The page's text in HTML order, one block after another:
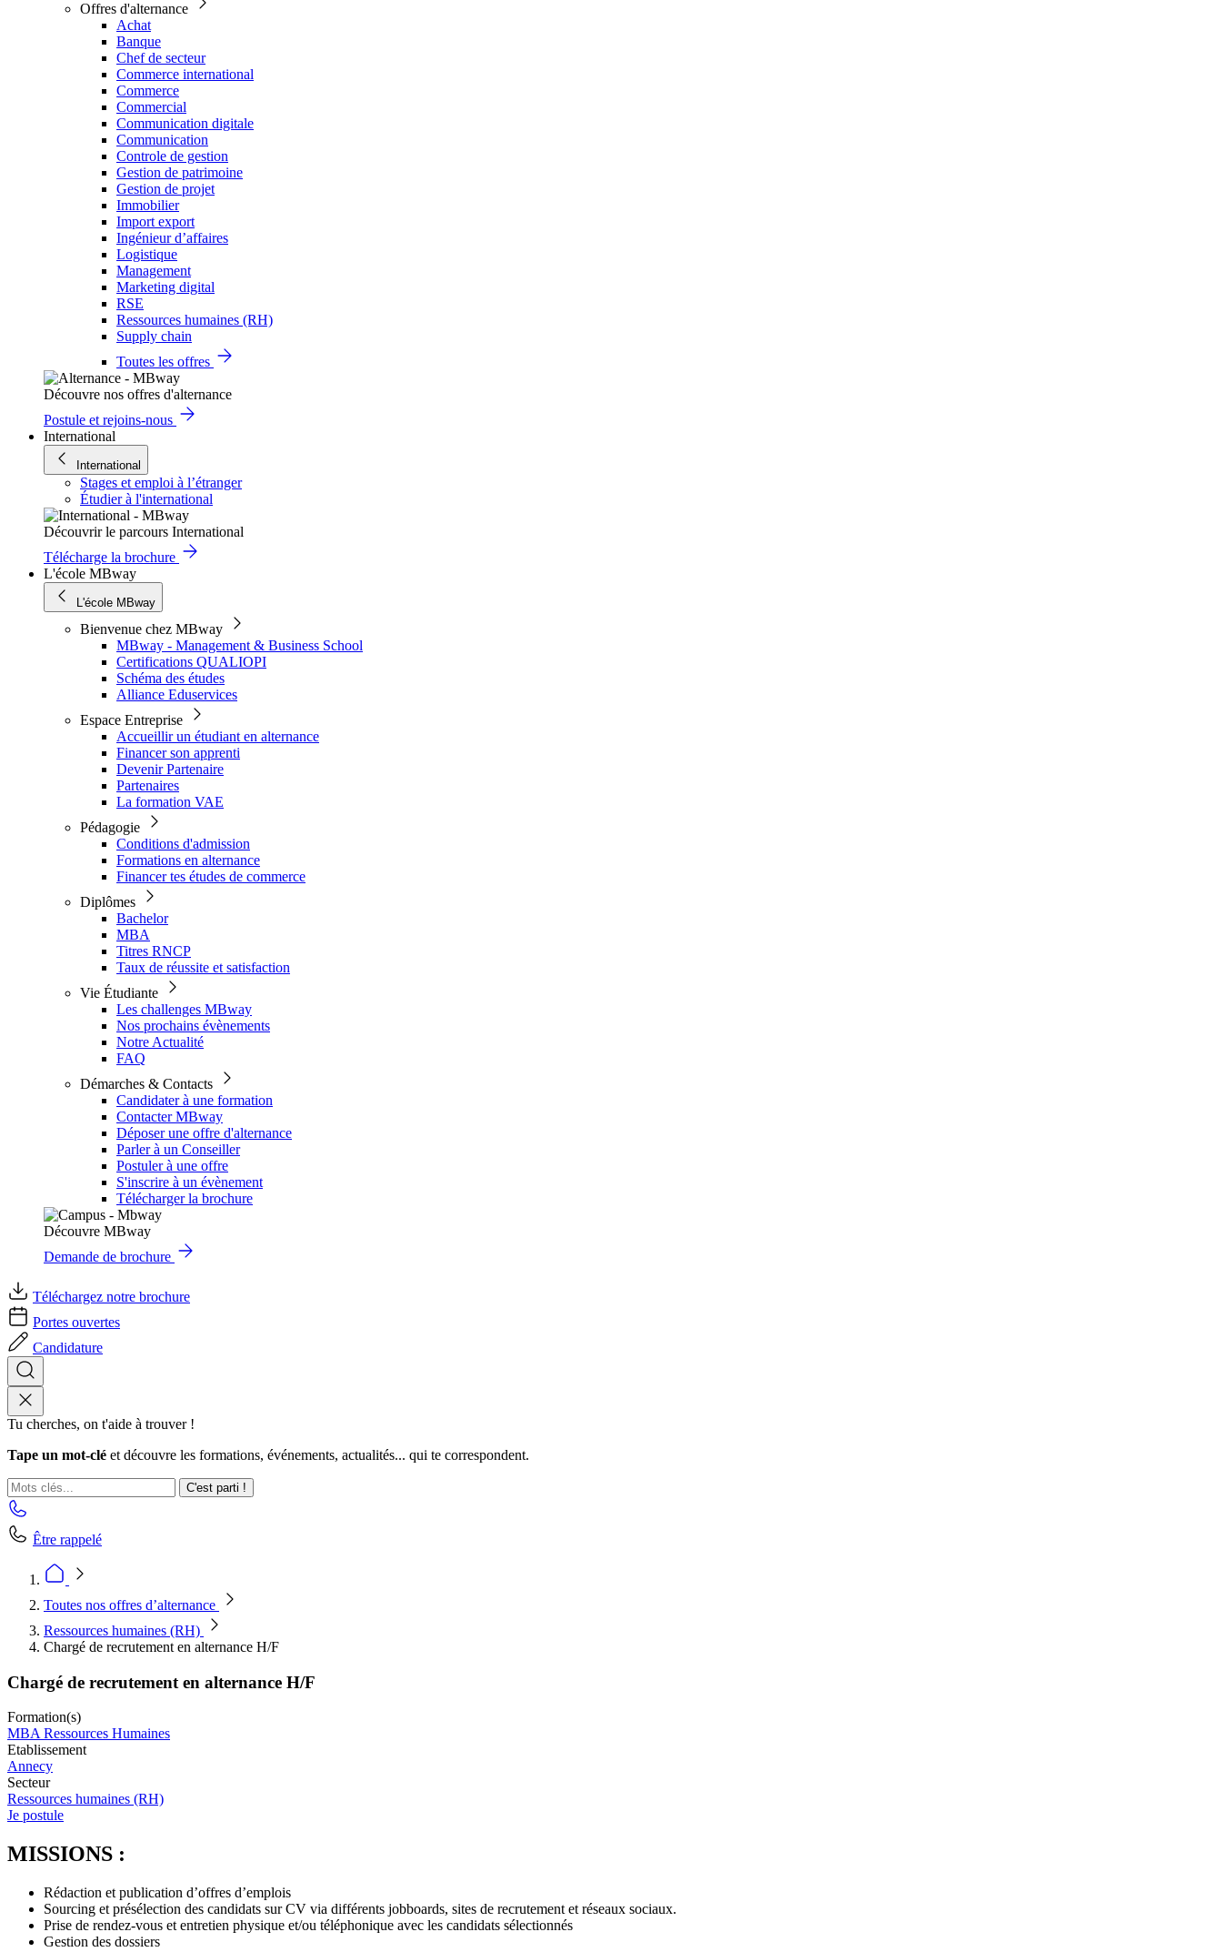
Offres d'alternance
Achat
Banque
Chef de secteur
Commerce international
Commerce
Commercial
Communication digitale
Communication
Controle de gestion
Gestion de patrimoine
Gestion de projet
Immobilier
Import export
Ingénieur d’affaires
Logistique
Management
Marketing digital
RSE
Ressources humaines (RH)
Supply chain
Toutes les offres
Découvre nos offres d'alternance
Postule et rejoins-nous
International
International
Stages et emploi à l’étranger
Étudier à l'international
Découvrir le parcours International
Télécharge la brochure
L'école MBway
L'école MBway
Bienvenue chez MBway
MBway - Management & Business School
Certifications QUALIOPI
Schéma des études
Alliance Eduservices
Espace Entreprise
Accueillir un étudiant en alternance
Financer son apprenti
Devenir Partenaire
Partenaires
La formation VAE
Pédagogie
Conditions d'admission
Formations en alternance
Financer tes études de commerce
Diplômes
Bachelor
MBA
Titres RNCP
Taux de réussite et satisfaction
Vie Étudiante
Les challenges MBway
Nos prochains évènements
Notre Actualité
FAQ
Démarches & Contacts
Candidater à une formation
Contacter MBway
Déposer une offre d'alternance
Parler à un Conseiller
Postuler à une offre
S'inscrire à un évènement
Télécharger la brochure
Découvre MBway
Demande de brochure
Téléchargez notre brochure
Portes ouvertes
Candidature
Tu cherches, on t'aide à trouver !
Tape un mot-clé et découvre les formations, événements, actualités... qui te correspondent.
C'est parti !
Être rappelé
Toutes nos offres d’alternance
Ressources humaines (RH)
Chargé de recrutement en alternance H/F
Chargé de recrutement en alternance H/F
Formation(s)
MBA Ressources Humaines
Etablissement
Annecy
Secteur
Ressources humaines (RH)
Je postule
MISSIONS :
Rédaction et publication d’offres d’emplois
Sourcing et présélection des candidats sur CV via différents jobboards, sites de recrutement et réseaux sociaux.
Prise de rendez-vous et entretien physique et/ou téléphonique avec les candidats sélectionnés
Gestion des dossiers